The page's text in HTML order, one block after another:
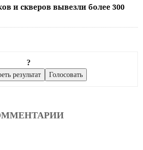
и скверов вывезли более 300
?